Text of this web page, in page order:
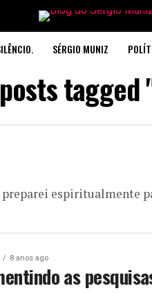
SÉRGIO MUNIZ
tagged
espiritualmente
8 anos ago
as